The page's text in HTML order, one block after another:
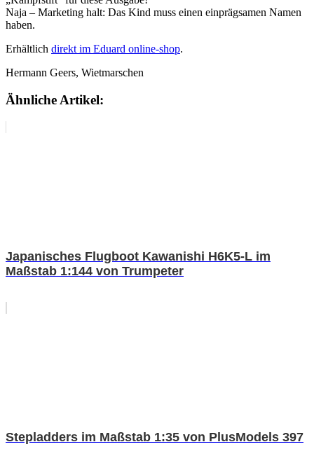
Naja – Marketing halt: Das Kind muss einen einprägsamen Namen
haben.
Erhältlich direkt im Eduard online-shop.
Hermann Geers, Wietmarschen
Ähnliche Artikel:
Japanisches Flugboot Kawanishi H6K5-L im
Maßstab 1:144 von Trumpeter
Stepladders im Maßstab 1:35 von PlusModels 397